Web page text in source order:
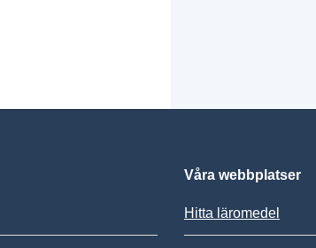
Våra webbplatser
Hitta läromedel